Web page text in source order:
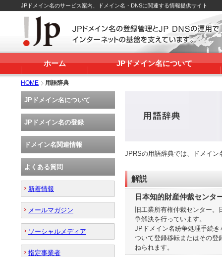
JPドメイン名のサービス案内、ドメイン名・DNSに関連する情報提供サイト
ホーム JPドメイン名について
HOME 用語辞典
JPRSの用語辞典では、ドメイ
解説
日本知的財産仲裁センタ
旧工業所有権仲裁センター
争解決を行っています。
JPドメイン名紛争処理手続
ついて登録移転またはその登
ねられます。
JPドメイン名について
JPドメイン名の登録
ドメイン名関連情報
よくある質問
新着情報
メールマガジン
ソーシャルメディア
指定事業者